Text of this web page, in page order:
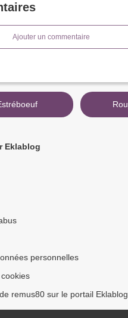
Ajouter un commentaire
Estréboeuf
Eklablog
personnelles
remus80 sur le portail Eklablog